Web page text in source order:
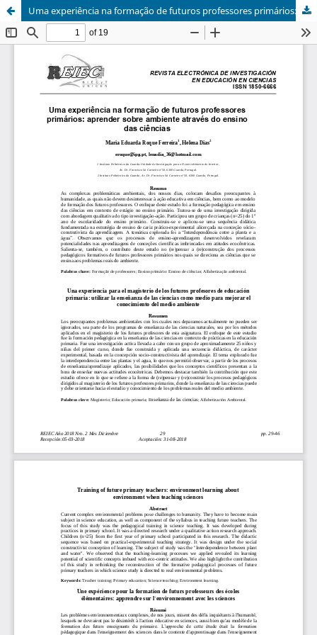
Uma experiência na formação de futuros professores primários: aprender sobre ambiente através do ensino das ciências